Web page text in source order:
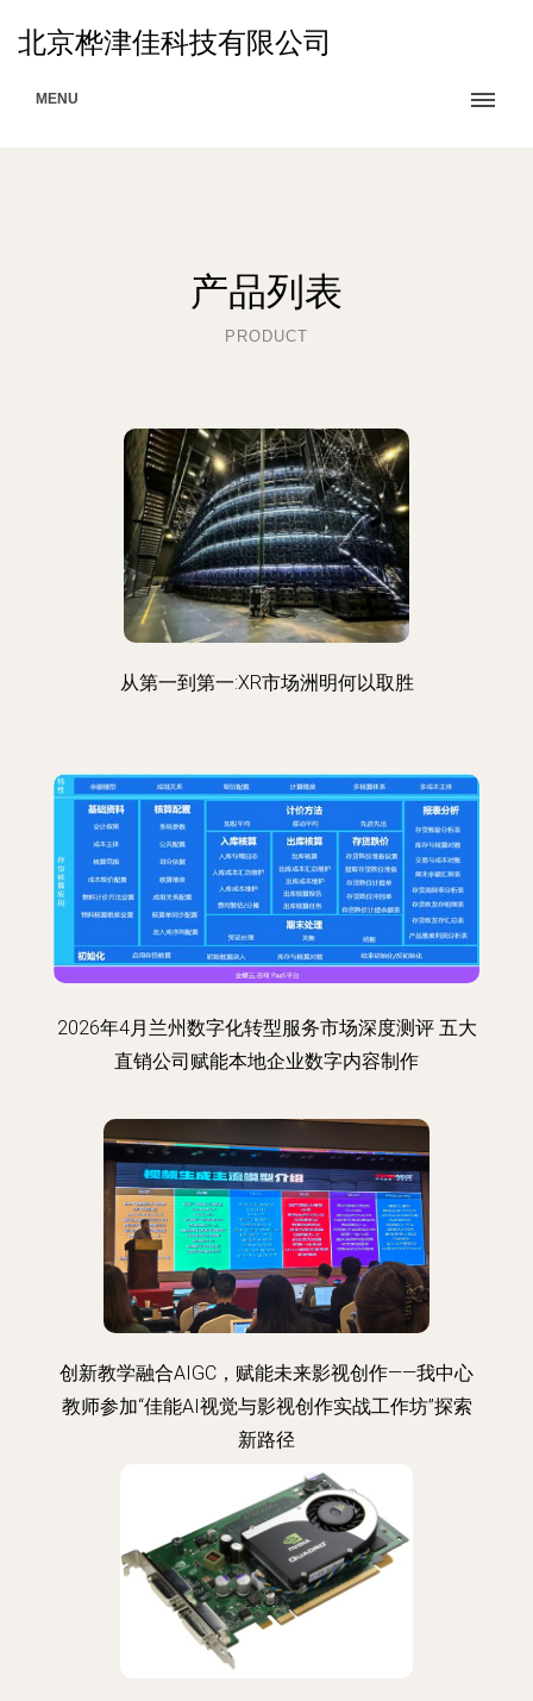
北京桦津佳科技有限公司
MENU
产品列表
PRODUCT
从第一到第一:XR市场洲明何以取胜
2026年4月兰州数字化转型服务市场深度测评 五大
直销公司赋能本地企业数字内容制作
创新教学融合AIGC，赋能未来影视创作——我中心
教师参加“佳能AI视觉与影视创作实战工作坊”探索
新路径